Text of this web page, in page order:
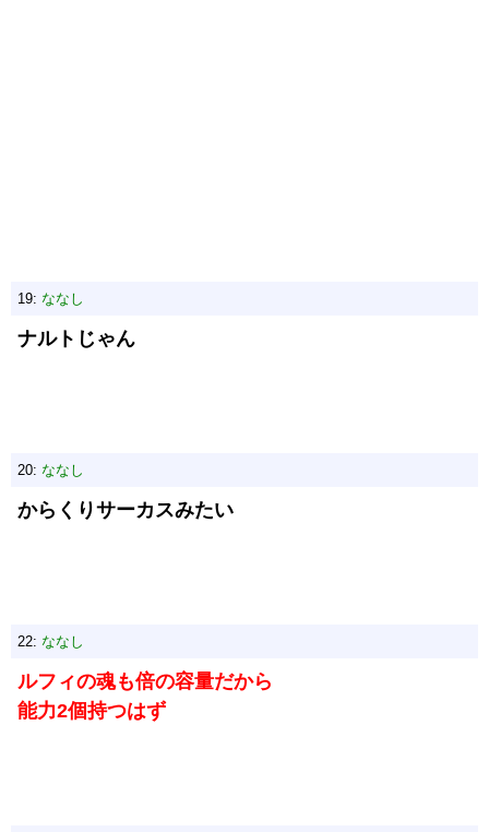
19: ななし
ナルトじゃん
20: ななし
からくりサーカスみたい
22: ななし
ルフィの魂も倍の容量だから
能力2個持つはず